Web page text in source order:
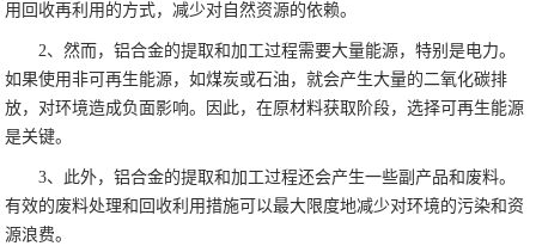
用回收再利用的方式，减少对自然资源的依赖。
2、然而，铝合金的提取和加工过程需要大量能源，特别是电力。
如果使用非可再生能源，如煤炭或石油，就会产生大量的二氧化碳排
放，对环境造成负面影响。因此，在原材料获取阶段，选择可再生能源
是关键。
3、此外，铝合金的提取和加工过程还会产生一些副产品和废料。
有效的废料处理和回收利用措施可以最大限度地减少对环境的污染和资
源浪费。